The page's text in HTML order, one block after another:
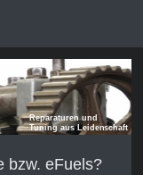
Reparaturen und
Tuning aus Leidenschaft
bzw. eFuels?